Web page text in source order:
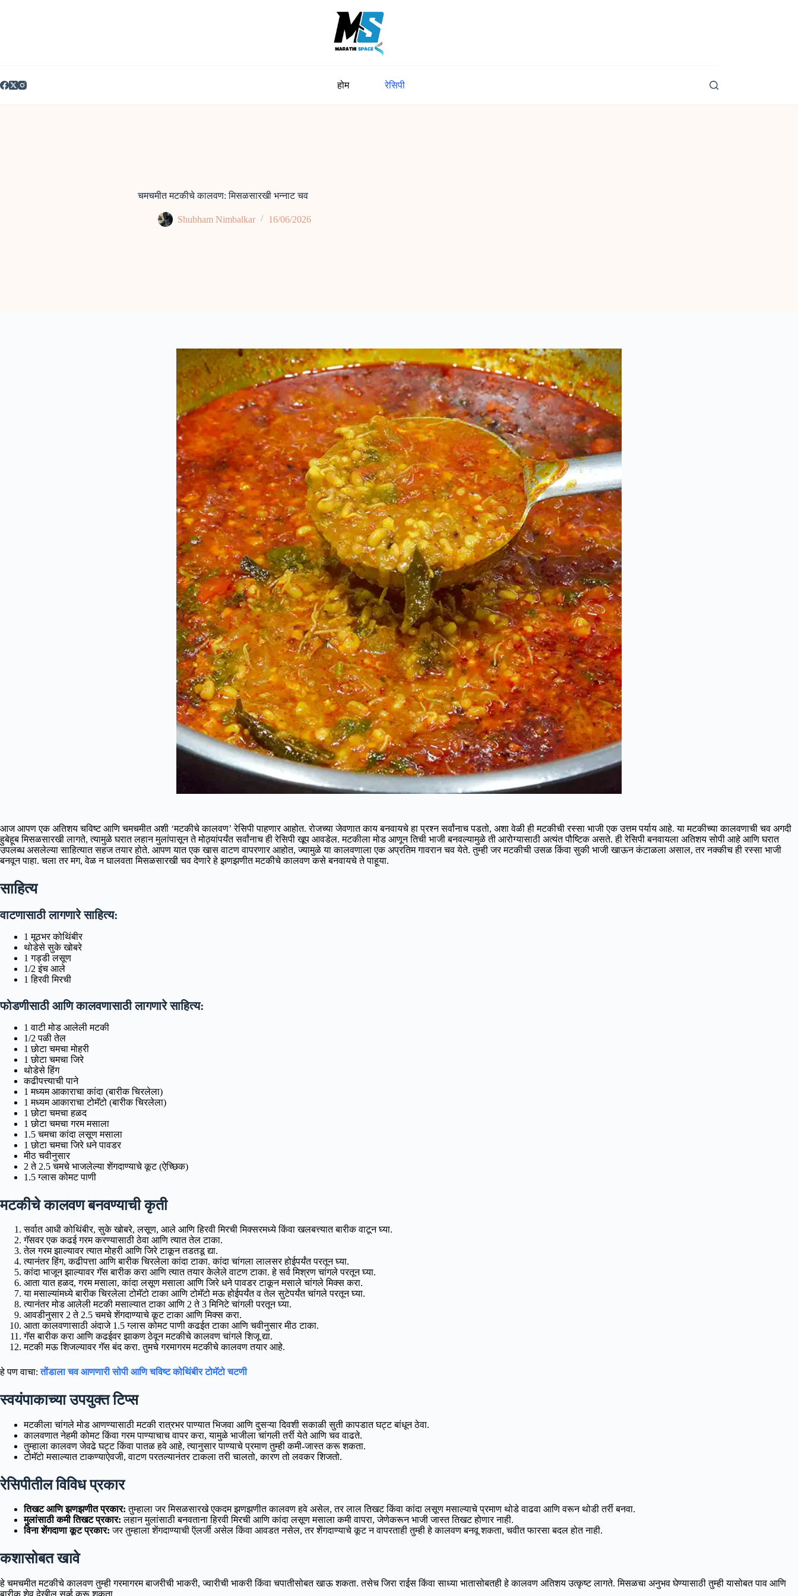
होम रेसिपी
चमचमीत मटकीचे कालवण: मिसळसारखी भन्नाट चव
Shubham Nimbalkar 16/06/2026
आज आपण एक अतिशय चविष्ट आणि चमचमीत अशी ‘मटकीचे कालवण’ रेसिपी पाहणार आहोत. रोजच्या जेवणात काय बनवायचे हा प्रश्न सर्वांनाच पडतो, अशा वेळी ही मटकीची रस्सा भाजी एक उत्तम पर्याय आहे. या मटकीच्या कालवणाची चव अगदी
हुबेहूब मिसळसारखी लागते, त्यामुळे घरात लहान मुलांपासून ते मोठ्यांपर्यंत सर्वांनाच ही रेसिपी खूप आवडेल. मटकीला मोड आणून तिची भाजी बनवल्यामुळे ती आरोग्यासाठी अत्यंत पौष्टिक असते. ही रेसिपी बनवायला अतिशय सोपी आहे आणि घरात
उपलब्ध असलेल्या साहित्यात सहज तयार होते. आपण यात एक खास वाटण वापरणार आहोत, ज्यामुळे या कालवणाला एक अप्रतिम गावरान चव येते. तुम्ही जर मटकीची उसळ किंवा सुकी भाजी खाऊन कंटाळला असाल, तर नक्कीच ही रस्सा भाजी
बनवून पाहा. चला तर मग, वेळ न घालवता मिसळसारखी चव देणारे हे झणझणीत मटकीचे कालवण कसे बनवायचे ते पाहूया.
साहित्य
वाटणासाठी लागणारे साहित्य:
1 मूठभर कोथिंबीर
थोडेसे सुके खोबरे
1 गड्डी लसूण
1/2 इंच आले
1 हिरवी मिरची
फोडणीसाठी आणि कालवणासाठी लागणारे साहित्य:
1 वाटी मोड आलेली मटकी
1/2 पळी तेल
1 छोटा चमचा मोहरी
1 छोटा चमचा जिरे
थोडेसे हिंग
कढीपत्त्याची पाने
1 मध्यम आकाराचा कांदा (बारीक चिरलेला)
1 मध्यम आकाराचा टोमॅटो (बारीक चिरलेला)
1 छोटा चमचा हळद
1 छोटा चमचा गरम मसाला
1.5 चमचा कांदा लसूण मसाला
1 छोटा चमचा जिरे धने पावडर
मीठ चवीनुसार
2 ते 2.5 चमचे भाजलेल्या शेंगदाण्याचे कूट (ऐच्छिक)
1.5 ग्लास कोमट पाणी
मटकीचे कालवण बनवण्याची कृती
सर्वात आधी कोथिंबीर, सुके खोबरे, लसूण, आले आणि हिरवी मिरची मिक्सरमध्ये किंवा खलबत्त्यात बारीक वाटून घ्या.
गॅसवर एक कढई गरम करण्यासाठी ठेवा आणि त्यात तेल टाका.
तेल गरम झाल्यावर त्यात मोहरी आणि जिरे टाकून तडतडू द्या.
त्यानंतर हिंग, कढीपत्ता आणि बारीक चिरलेला कांदा टाका. कांदा चांगला लालसर होईपर्यंत परतून घ्या.
कांदा भाजून झाल्यावर गॅस बारीक करा आणि त्यात तयार केलेले वाटण टाका. हे सर्व मिश्रण चांगले परतून घ्या.
आता यात हळद, गरम मसाला, कांदा लसूण मसाला आणि जिरे धने पावडर टाकून मसाले चांगले मिक्स करा.
या मसाल्यांमध्ये बारीक चिरलेला टोमॅटो टाका आणि टोमॅटो मऊ होईपर्यंत व तेल सुटेपर्यंत चांगले परतून घ्या.
त्यानंतर मोड आलेली मटकी मसाल्यात टाका आणि 2 ते 3 मिनिटे चांगली परतून घ्या.
आवडीनुसार 2 ते 2.5 चमचे शेंगदाण्याचे कूट टाका आणि मिक्स करा.
आता कालवणासाठी अंदाजे 1.5 ग्लास कोमट पाणी कढईत टाका आणि चवीनुसार मीठ टाका.
गॅस बारीक करा आणि कढईवर झाकण ठेवून मटकीचे कालवण चांगले शिजू द्या.
मटकी मऊ शिजल्यावर गॅस बंद करा. तुमचे गरमागरम मटकीचे कालवण तयार आहे.
हे पण वाचा:तोंडाला चव आणणारी सोपी आणि चविष्ट कोथिंबीर टोमॅटो चटणी
स्वयंपाकाच्या उपयुक्त टिप्स
मटकीला चांगले मोड आणण्यासाठी मटकी रात्रभर पाण्यात भिजवा आणि दुसऱ्या दिवशी सकाळी सुती कापडात घट्ट बांधून ठेवा.
कालवणात नेहमी कोमट किंवा गरम पाण्याचाच वापर करा, यामुळे भाजीला चांगली तर्री येते आणि चव वाढते.
तुम्हाला कालवण जेवढे घट्ट किंवा पातळ हवे आहे, त्यानुसार पाण्याचे प्रमाण तुम्ही कमी-जास्त करू शकता.
टोमॅटो मसाल्यात टाकण्याऐवजी, वाटण परतल्यानंतर टाकला तरी चालतो, कारण तो लवकर शिजतो.
रेसिपीतील विविध प्रकार
तिखट आणि झणझणीत प्रकार: तुम्हाला जर मिसळसारखे एकदम झणझणीत कालवण हवे असेल, तर लाल तिखट किंवा कांदा लसूण मसाल्याचे प्रमाण थोडे वाढवा आणि वरून थोडी तर्री बनवा.
मुलांसाठी कमी तिखट प्रकार: लहान मुलांसाठी बनवताना हिरवी मिरची आणि कांदा लसूण मसाला कमी वापरा, जेणेकरून भाजी जास्त तिखट होणार नाही.
विना शेंगदाणा कूट प्रकार: जर तुम्हाला शेंगदाण्याची ऍलर्जी असेल किंवा आवडत नसेल, तर शेंगदाण्याचे कूट न वापरताही तुम्ही हे कालवण बनवू शकता, चवीत फारसा बदल होत नाही.
कशासोबत खावे
हे चमचमीत मटकीचे कालवण तुम्ही गरमागरम बाजरीची भाकरी, ज्वारीची भाकरी किंवा चपातीसोबत खाऊ शकता. तसेच जिरा राईस किंवा साध्या भातासोबतही हे कालवण अतिशय उत्कृष्ट लागते. मिसळचा अनुभव घेण्यासाठी तुम्ही यासोबत पाव आणि
बारीक शेव देखील सर्व्ह करू शकता.